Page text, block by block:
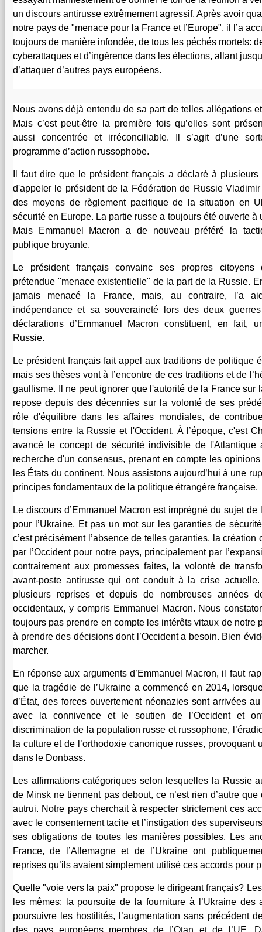
un discours antirusse extrêmement agressif. Après avoir
notre pays de "menace pour la France et l’Europe", il l’a
toujours de manière infondée, de tous les péchés mortels:
cyberattaques et d’ingérence dans les élections, allant
d’attaquer d’autres pays européens.
Nous avons déjà entendu de sa part de telles allégations
Mais c’est peut-être la première fois qu’elles sont
aussi concentrée et irréconciliable. Il s’agit d’une
programme d’action russophobe.
Il faut dire que le président français a déclaré à
d'appeler le président de la Fédération de Russie
des moyens de règlement pacifique de la situation en
sécurité en Europe. La partie russe a toujours été ouverte à
Mais Emmanuel Macron a de nouveau préféré la
publique bruyante.
Le président français convainc ses propres citoyens
prétendue "menace existentielle" de la part de la Russie.
jamais menacé la France, mais, au contraire, l’a
indépendance et sa souveraineté lors des deux
déclarations d’Emmanuel Macron constituent, en fait,
Russie.
Le président français fait appel aux traditions de politique
mais ses thèses vont à l’encontre de ces traditions et de
gaullisme. Il ne peut ignorer que l'autorité de la France sur
repose depuis des décennies sur la volonté de ses
rôle d'équilibre dans les affaires mondiales, de
tensions entre la Russie et l'Occident. À l’époque, c'est
avancé le concept de sécurité indivisible de
recherche d'un consensus, prenant en compte les
les États du continent. Nous assistons aujourd’hui à une
principes fondamentaux de la politique étrangère française.
Le discours d’Emmanuel Macron est imprégné du sujet
pour l’Ukraine. Et pas un mot sur les garanties de
c’est précisément l’absence de telles garanties, la création
par l’Occident pour notre pays, principalement par
contrairement aux promesses faites, la volonté de
avant-poste antirusse qui ont conduit à la crise
plusieurs reprises et depuis de nombreuses années
occidentaux, y compris Emmanuel Macron. Nous
toujours pas prendre en compte les intérêts vitaux de notre
à prendre des décisions dont l’Occident a besoin. Bien
marcher.
En réponse aux arguments d’Emmanuel Macron, il faut
que la tragédie de l’Ukraine a commencé en 2014,
d’État, des forces ouvertement néonazies sont arrivées
avec la connivence et le soutien de l’Occident et
discrimination de la population russe et russophone,
la culture et de l’orthodoxie canonique russes, provoquant
dans le Donbass.
Les affirmations catégoriques selon lesquelles la Russie
de Minsk ne tiennent pas debout, ce n’est rien d’autre
autrui. Notre pays cherchait à respecter strictement ces
avec le consentement tacite et l’instigation des
ses obligations de toutes les manières possibles. Les
France, de l’Allemagne et de l’Ukraine ont
reprises qu’ils avaient simplement utilisé ces accords pour
Quelle "voie vers la paix" propose le dirigeant français?
les mêmes: la poursuite de la fourniture à l’Ukraine des
poursuivre les hostilités, l’augmentation sans précédent
des pays européens membres de l’Otan et de l’UE.